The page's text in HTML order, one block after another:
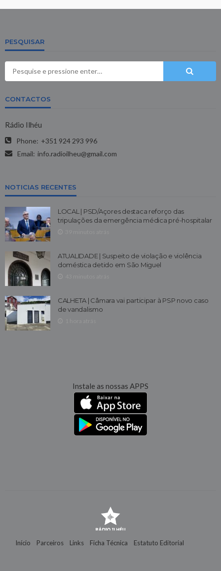
PESQUISAR
CONTACTOS
Rádio Ilhéu
Phone: +351 924 293 996
Email: info.radioilheu@gmail.com
NOTICIAS RECENTES
LOCAL | PSD/Açores destaca reforço das
tripulações da emergência médica pré-hospitalar
ATUALIDADE | Suspeito de violação e violência
doméstica detido em São Miguel
CALHETA | Câmara vai participar à PSP novo caso
de vandalismo
Instale as nossas APPS
Início Parceiros Links Ficha Técnica Estatuto Editorial